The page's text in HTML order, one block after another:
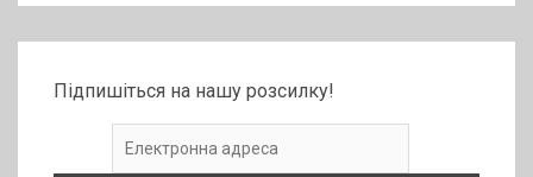
Підпишіться на нашу розсилку!